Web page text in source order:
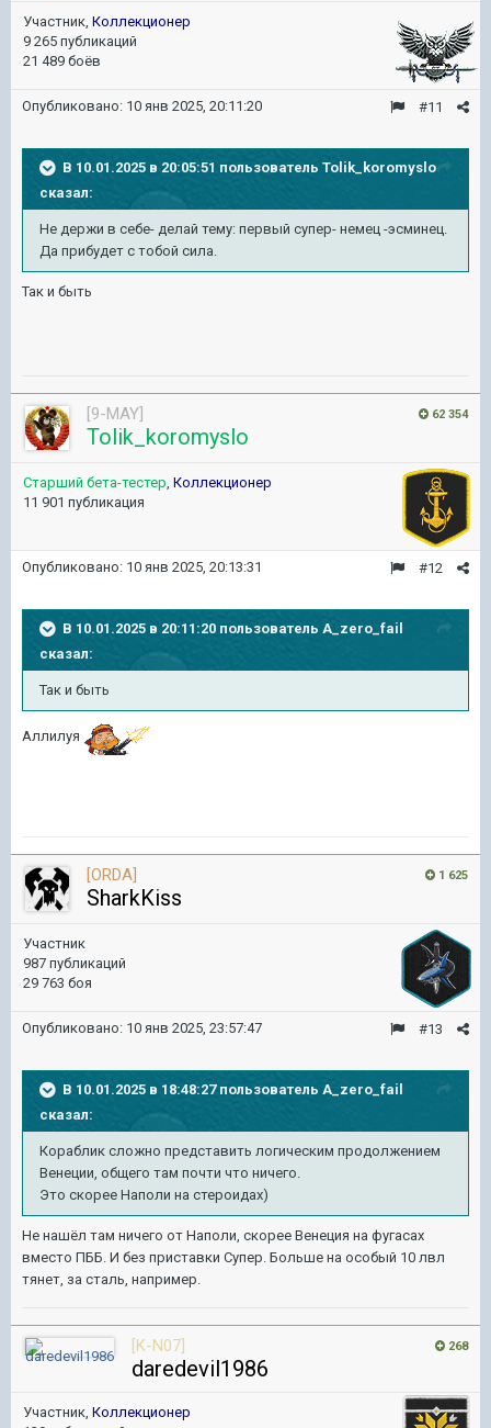
Участник, Коллекционер
9 265 публикаций
21 489 боёв
#11
Опубликовано: 10 янв 2025, 20:11:20
В 10.01.2025 в 20:05:51 пользователь Tolik_koromyslo
сказал:
Не держи в себе- делай тему: первый супер- немец -эсминец.
Да прибудет с тобой сила.
Так и быть
62 354
[9-MAY]
Tolik_koromyslo
Старший бета-тестер, Коллекционер
11 901 публикация
#12
Опубликовано: 10 янв 2025, 20:13:31
В 10.01.2025 в 20:11:20 пользователь A_zero_fail
сказал:
Так и быть
Аллилуя
1 625
[ORDA]
SharkKiss
Участник
987 публикаций
29 763 боя
#13
Опубликовано: 10 янв 2025, 23:57:47
В 10.01.2025 в 18:48:27 пользователь A_zero_fail
сказал:
Кораблик сложно представить логическим продолжением
Венеции, общего там почти что ничего.
Это скорее Наполи на стероидах)
Не нашёл там ничего от Наполи, скорее Венеция на фугасах
вместо ПББ. И без приставки Супер. Больше на особый 10 лвл
тянет, за сталь, например.
268
[K-N07]
daredevil1986
Участник, Коллекционер